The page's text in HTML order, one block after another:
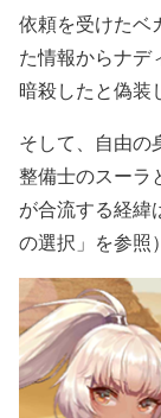
依頼を受けたベ
た情報からナデ
暗殺したと偽装
そして、自由の
整備士のスーラ
が合流する経緯
の選択」を参照